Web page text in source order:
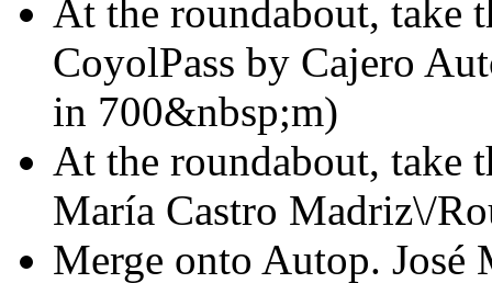
At the roundabout, take
CoyolPass by Cajero
in 700&nbsp;m)
At the roundabout, take
María Castro Madriz\/
Merge onto Autop. José